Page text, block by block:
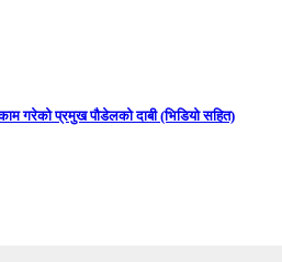
गरेको प्रमुख पौडेलको दाबी (भिडियो सहित)